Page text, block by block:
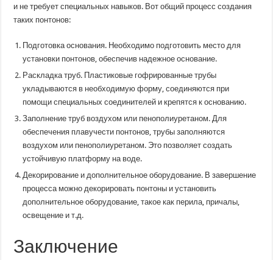
и не требует специальных навыков. Вот общий процесс создания
таких понтонов:
Подготовка основания. Необходимо подготовить место для
установки понтонов, обеспечив надежное основание.
Раскладка труб. Пластиковые гофрированные трубы
укладываются в необходимую форму, соединяются при
помощи специальных соединителей и крепятся к основанию.
Заполнение труб воздухом или пенополиуретаном. Для
обеспечения плавучести понтонов, трубы заполняются
воздухом или пенополиуретаном. Это позволяет создать
устойчивую платформу на воде.
Декорирование и дополнительное оборудование. В завершение
процесса можно декорировать понтоны и установить
дополнительное оборудование, такое как перила, причалы,
освещение и т.д.
Заключение